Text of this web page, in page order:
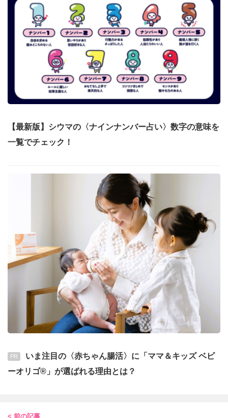
【最新版】シウマの〈ナインナンバー占い〉数字の意味を
一覧でチェック！
PR
いま注目の〈赤ちゃん腸活〉に「ママ＆キッズ ベビ
ーオリゴ®」が選ばれる理由とは？
< 前の記事